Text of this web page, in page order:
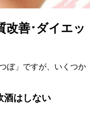
改善･ダイエッ
ぼ」ですが、いくつか
酒はしない